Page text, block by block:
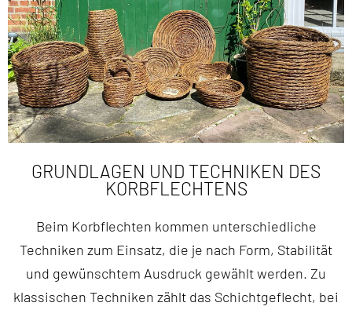
GRUNDLAGEN UND TECHNIKEN DES
KORBFLECHTENS
Beim Korbflechten kommen unterschiedliche
Techniken zum Einsatz, die je nach Form, Stabilität
und gewünschtem Ausdruck gewählt werden. Zu
klassischen Techniken zählt das Schichtgeflecht, bei